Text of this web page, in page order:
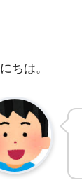
ちは。